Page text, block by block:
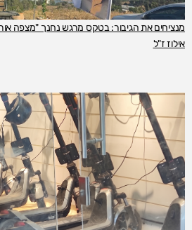
מנציחים את הגיבור: בטקס מרגש נחנך "מצפה
אילוז ז"ל